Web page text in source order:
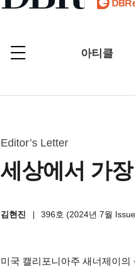
아티클
Editor’s Letter
세상에서 가
김현진 | 396호 (2024년 7월
미국 캘리포니아주 새너제이의